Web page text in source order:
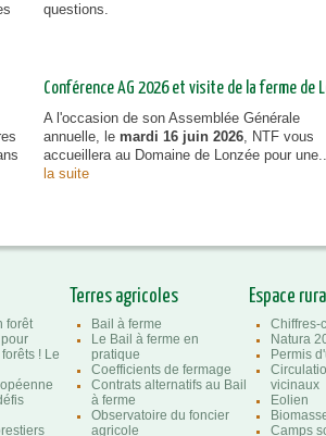
questions.
Conférence AG 2026 et visite de la ferme de
A l'occasion de son Assemblée Générale
annuelle, le mardi 16 juin 2026, NTF vous
accueillera au Domaine de Lonzée pour
la suite
forêt
forêts ! Le
Terres agricoles
Bail à ferme
Le Bail à ferme en
pratique
Coefficients de fermage
Contrats alternatifs au Bail
à ferme
Observatoire du foncier
agricole
Espace rural
Chiffres-
Natura
Permis
vicinaux
Eolien
Camps